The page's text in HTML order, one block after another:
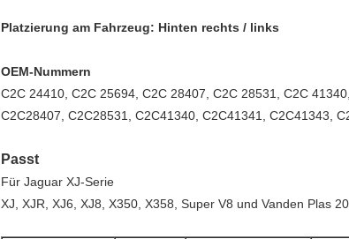
Platzierung am Fahrzeug: Hinten rechts / links
OEM-Nummern
C2C 24410, C2C 25694, C2C 28407, C2C 28531, C2C
C2C28407, C2C28531, C2C41340, C2C41341, C2C41343,
Passt
Für Jaguar XJ-Serie
XJ, XJR, XJ6, XJ8, X350, X358, Super V8 und Vanden Plas